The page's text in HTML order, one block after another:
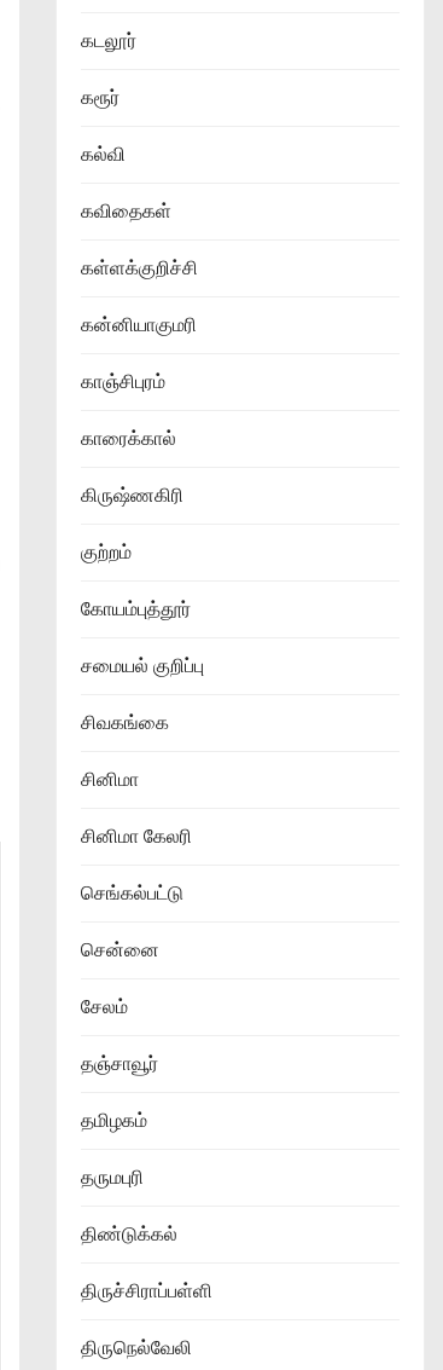
கடலூர்
கரூர்
கல்வி
கவிதைகள்
கள்ளக்குறிச்சி
கன்னியாகுமரி
காஞ்சிபுரம்
காரைக்கால்
கிருஷ்ணகிரி
குற்றம்
கோயம்புத்தூர்
சமையல் குறிப்பு
சிவகங்கை
சினிமா
சினிமா கேலரி
செங்கல்பட்டு
சென்னை
சேலம்
தஞ்சாவூர்
தமிழகம்
தருமபுரி
திண்டுக்கல்
திருச்சிராப்பள்ளி
திருநெல்வேலி